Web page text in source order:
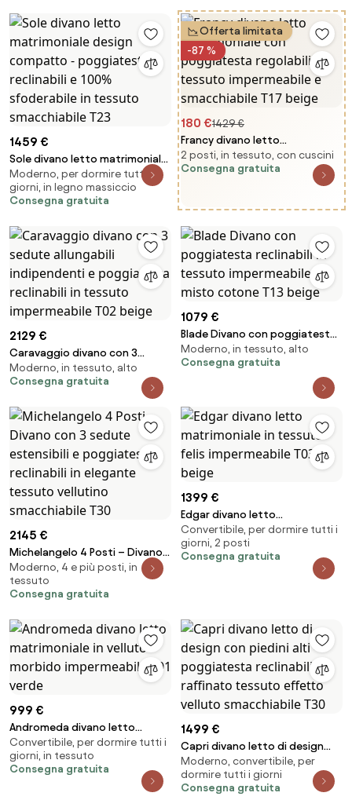
1459 €
Sole divano letto matrimoniale
design compatto -
poggiatesta reclinabili e 100%
sfoderabile in tessuto
Moderno, per dormire tutti i
giorni, in legno massiccio
Consegna gratuita
Offerta limitata
-87 %
180 €1429 €
Francy divano letto
matrimoniale con poggiatesta
regolabili in tessuto
impermeabile e smacchiabile
2 posti, in tessuto, con cuscini
Consegna gratuita
2129 €
Caravaggio divano con 3
sedute allungabili indipendenti
e poggiatesta reclinabili in
beige
Moderno, in tessuto, alto
Consegna gratuita
1079 €
Blade Divano con poggiatesta
reclinabili in tessuto
impermeabile misto cotone T13
Moderno, in tessuto, alto
Consegna gratuita
2145 €
Michelangelo 4 Posti – Divano
con 3 sedute estensibili e
poggiatesta reclinabili in
elegante tessuto vellutino
Moderno, 4 e più posti, in
tessuto
Consegna gratuita
1399 €
Edgar divano letto
matrimoniale in tessuto felis
impermeabile T03 beige
Convertibile, per dormire tutti i
giorni, 2 posti
Consegna gratuita
999 €
Andromeda divano letto
matrimoniale in velluto
morbido impermeabile T01
verde
Convertibile, per dormire tutti i
giorni, in tessuto
Consegna gratuita
1499 €
Capri divano letto di design
con piedini alti - poggiatesta
reclinabili in raffinato tessuto
effetto velluto smacchiabile
Moderno, convertibile, per
dormire tutti i giorni
Consegna gratuita